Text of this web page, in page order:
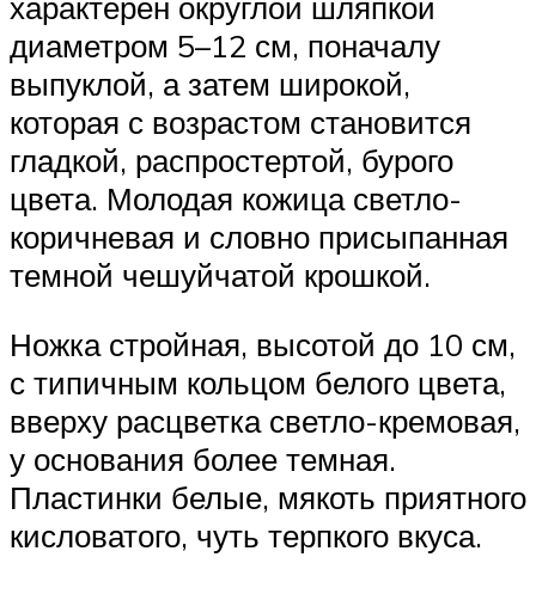
диаметром 5–12 см, поначалу
выпуклой, а затем широкой,
которая с возрастом становится
гладкой, распростертой, бурого
цвета. Молодая кожица светло-
коричневая и словно присыпанная
темной чешуйчатой крошкой.
Ножка стройная, высотой до 10 см,
с типичным кольцом белого цвета,
вверху расцветка светло-кремовая,
у основания более темная.
Пластинки белые, мякоть приятного
кисловатого, чуть терпкого вкуса.